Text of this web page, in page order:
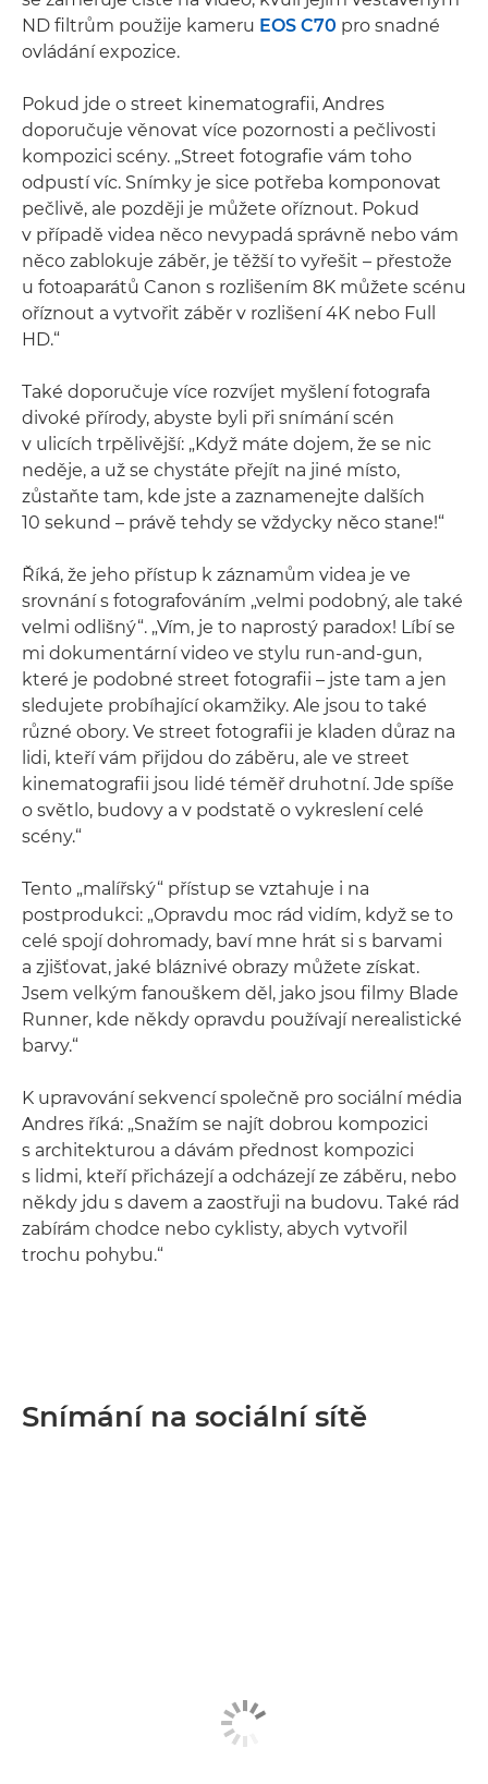
ND filtrům použije kameru EOS C70 pro snadné
ovládání expozice.
Pokud jde o street kinematografii, Andres
doporučuje věnovat více pozornosti a pečlivosti
kompozici scény. „Street fotografie vám toho
odpustí víc. Snímky je sice potřeba komponovat
pečlivě, ale později je můžete oříznout. Pokud
v případě videa něco nevypadá správně nebo vám
něco zablokuje záběr, je těžší to vyřešit – přestože
u fotoaparátů Canon s rozlišením 8K můžete scénu
oříznout a vytvořit záběr v rozlišení 4K nebo Full
HD.“
Také doporučuje více rozvíjet myšlení fotografa
divoké přírody, abyste byli při snímání scén
v ulicích trpělivější: „Když máte dojem, že se nic
neděje, a už se chystáte přejít na jiné místo,
zůstaňte tam, kde jste a zaznamenejte dalších
10 sekund – právě tehdy se vždycky něco stane!“
Říká, že jeho přístup k záznamům videa je ve
srovnání s fotografováním „velmi podobný, ale také
velmi odlišný“. „Vím, je to naprostý paradox! Líbí se
mi dokumentární video ve stylu run-and-gun,
které je podobné street fotografii – jste tam a jen
sledujete probíhající okamžiky. Ale jsou to také
různé obory. Ve street fotografii je kladen důraz na
lidi, kteří vám přijdou do záběru, ale ve street
kinematografii jsou lidé téměř druhotní. Jde spíše
o světlo, budovy a v podstatě o vykreslení celé
scény.“
Tento „malířský“ přístup se vztahuje i na
postprodukci: „Opravdu moc rád vidím, když se to
celé spojí dohromady, baví mne hrát si s barvami
a zjišťovat, jaké bláznivé obrazy můžete získat.
Jsem velkým fanouškem děl, jako jsou filmy Blade
Runner, kde někdy opravdu používají nerealistické
barvy.“
K upravování sekvencí společně pro sociální média
Andres říká: „Snažím se najít dobrou kompozici
s architekturou a dávám přednost kompozici
s lidmi, kteří přicházejí a odcházejí ze záběru, nebo
někdy jdu s davem a zaostřuji na budovu. Také rád
zabírám chodce nebo cyklisty, abych vytvořil
trochu pohybu.“
Snímání na sociální sítě